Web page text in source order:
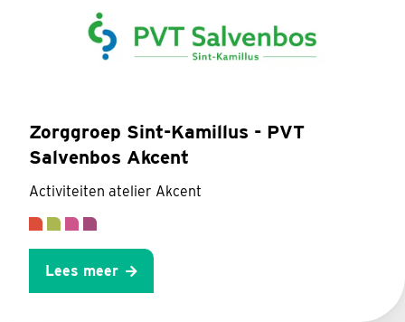
Zorggroep Sint-Kamillus - PVT
Salvenbos Akcent
Activiteiten atelier Akcent
Lees meer